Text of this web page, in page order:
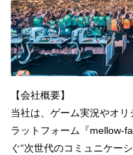
【会社概要】
当社は、ゲーム実況やオ
ラットフォーム『mellow-
ぐ“次世代のコミュニケー